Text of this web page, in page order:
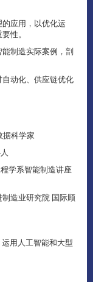
应用，以优化运
性。
制造实际案例，剖
动化、供应链优化
据科学家
学系智能制造讲座
造业研究院 国际顾
用人工智能和大型